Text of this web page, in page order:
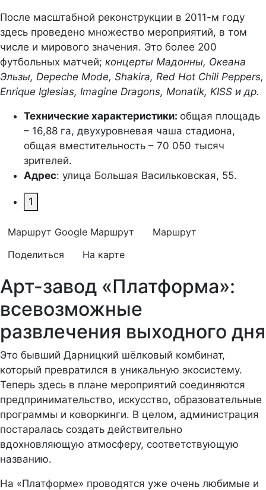
После масштабной реконструкции в 2011-м году
здесь проведено множество мероприятий, в том
числе и мирового значения. Это более 200
футбольных матчей; концерты Мадонны, Океана
Эльзы, Depeche Mode, Shakira, Red Hot Chili Peppers,
Enrique Iglesias, Imagine Dragons, Monatik, KISS и др.
Технические характеристики: общая площадь
– 16,88 га, двухуровневая чаша стадиона,
общая вместительность – 70 050 тысяч
зрителей.
Адрес: улица Большая Васильковская, 55.
1
Маршрут Google Маршрут
Маршрут
Поделиться
На карте
Арт-завод «Платформа»:
всевозможные
развлечения выходного дня
Это бывший Дарницкий шёлковый комбинат,
который превратился в уникальную экосистему.
Теперь здесь в плане мероприятий соединяются
предпринимательство, искусство, образовательные
программы и коворкинги. В целом, администрация
постаралась создать действительно
вдохновляющую атмосферу, соответствующую
названию.
На «Платформе» проводятся уже очень любимые и